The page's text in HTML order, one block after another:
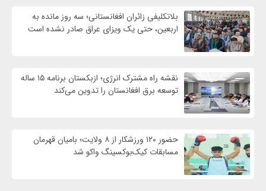
بلاتکلیفی زائران افغانستانی؛ سه روز مانده به
اربعین، حتی یک ویزای عراق صادر نشده است
نقشه راه مشترک انرژی؛ ازبکستان برنامه ۱۵ ساله
توسعه برق افغانستان را تدوین می‌کند
حضور ۱۲۰ ورزشکار از ۸ ولایت؛ بامیان قهرمان
مسابقات کیک‌بوکسینگ واکو شد